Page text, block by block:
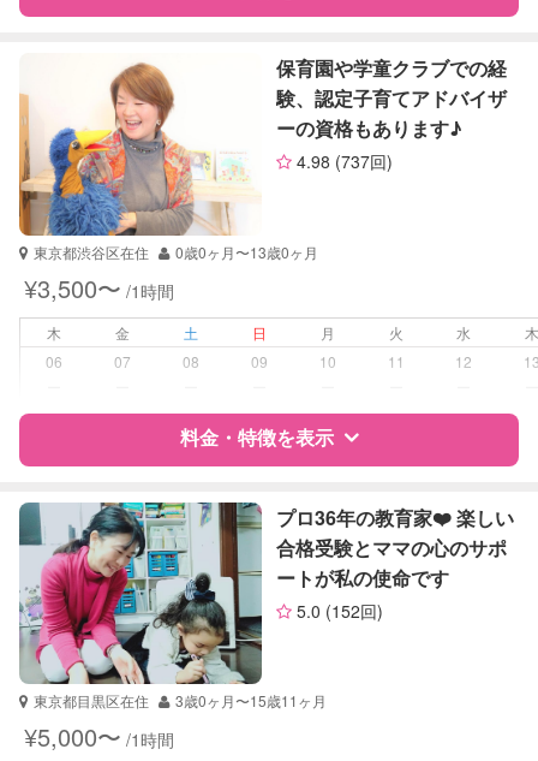
料金
サポートの特徴
資格
自治体届出済ベビーシッター
幼稚園教諭
学校/塾の補習・宿題 小学生
保育園や学童クラブでの経
験、認定子育てアドバイザ
ーの資格もあります♪
4.98 (737回)
東京都渋谷区在住 0歳0ヶ月〜13歳0ヶ月
¥3,500〜 /1時間
木 金 土 日 月 火 水
06
07 08 09 10 11 12
料金・特徴を表示
特徴 料金 レビュー
サポートの特徴
資格
企業型割引対象(旧内閣府補助対象)
自治体届出済ベビーシッター
プロ36年の教育家❤️ 楽しい
合格受験とママの心のサポ
ートが私の使命です
5.0 (152回)
東京都目黒区在住 3歳0ヶ月〜15歳11ヶ月
¥5,000〜 /1時間